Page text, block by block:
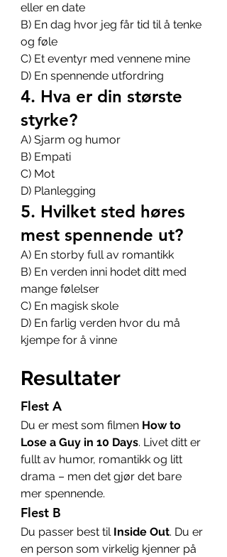
eller en date
B) En dag hvor jeg får tid til å tenke
og føle
C) Et eventyr med vennene mine
D) En spennende utfordring
4. Hva er din største
styrke?
A) Sjarm og humor
B) Empati
C) Mot
D) Planlegging
5. Hvilket sted høres
mest spennende ut?
A) En storby full av romantikk
B) En verden inni hodet ditt med
mange følelser
C) En magisk skole
D) En farlig verden hvor du må
kjempe for å vinne
Resultater
Flest A
Du er mest som filmen How to
Lose a Guy in 10 Days. Livet ditt er
fullt av humor, romantikk og litt
drama – men det gjør det bare
mer spennende.
Flest B
Du passer best til Inside Out. Du er
en person som virkelig kjenner på